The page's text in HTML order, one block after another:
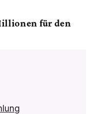
für den